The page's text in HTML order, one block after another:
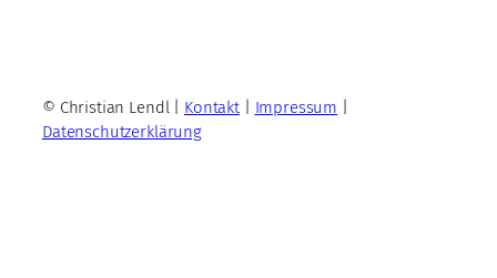
© Christian Lendl | Kontakt| Impressum
Datenschutzerklärung